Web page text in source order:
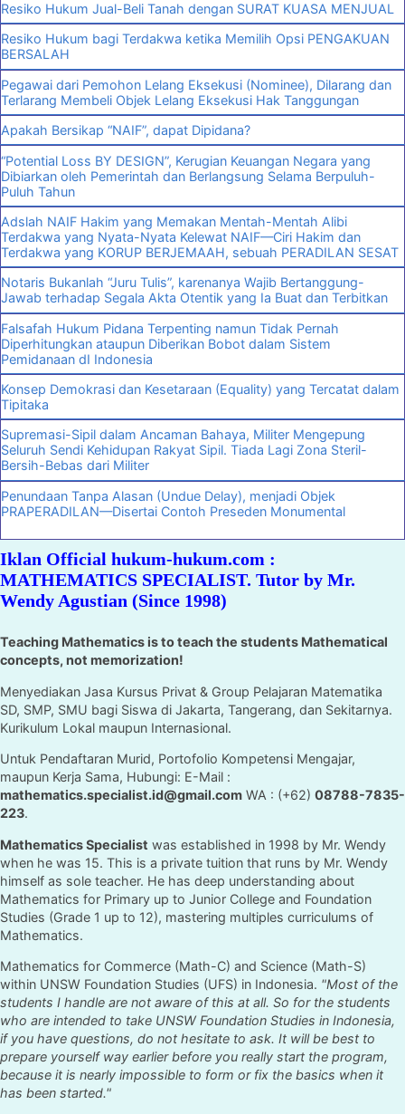
Resiko Hukum Jual-Beli Tanah dengan SURAT KUASA MENJUAL
Resiko Hukum bagi Terdakwa ketika Memilih Opsi PENGAKUAN
BERSALAH
Pegawai dari Pemohon Lelang Eksekusi (Nominee), Dilarang dan
Terlarang Membeli Objek Lelang Eksekusi Hak Tanggungan
Apakah Bersikap “NAIF”, dapat Dipidana?
“Potential Loss BY DESIGN”, Kerugian Keuangan Negara yang
Dibiarkan oleh Pemerintah dan Berlangsung Selama Berpuluh-
Puluh Tahun
Adslah NAIF Hakim yang Memakan Mentah-Mentah Alibi
Terdakwa yang Nyata-Nyata Kelewat NAIF—Ciri Hakim dan
Terdakwa yang KORUP BERJEMAAH, sebuah PERADILAN SESAT
Notaris Bukanlah “Juru Tulis”, karenanya Wajib Bertanggung-
Jawab terhadap Segala Akta Otentik yang Ia Buat dan Terbitkan
Falsafah Hukum Pidana Terpenting namun Tidak Pernah
Diperhitungkan ataupun Diberikan Bobot dalam Sistem
Pemidanaan dI Indonesia
Konsep Demokrasi dan Kesetaraan (Equality) yang Tercatat dalam
Tipitaka
Supremasi-Sipil dalam Ancaman Bahaya, Militer Mengepung
Seluruh Sendi Kehidupan Rakyat Sipil. Tiada Lagi Zona Steril-
Bersih-Bebas dari Militer
Penundaan Tanpa Alasan (Undue Delay), menjadi Objek
PRAPERADILAN—Disertai Contoh Preseden Monumental
Iklan Official hukum-hukum.com :
MATHEMATICS SPECIALIST. Tutor by Mr.
Wendy Agustian (Since 1998)
Teaching Mathematics is to teach the students Mathematical
concepts, not memorization!
Menyediakan Jasa Kursus Privat & Group Pelajaran Matematika
SD, SMP, SMU bagi Siswa di Jakarta, Tangerang, dan Sekitarnya.
Kurikulum Lokal maupun Internasional.
Untuk Pendaftaran Murid, Portofolio Kompetensi Mengajar,
maupun Kerja Sama, Hubungi: E-Mail :
mathematics.specialist.id@gmail.com WA : (+62) 08788-7835-
223.
Mathematics Specialist was established in 1998 by Mr. Wendy
when he was 15. This is a private tuition that runs by Mr. Wendy
himself as sole teacher. He has deep understanding about
Mathematics for Primary up to Junior College and Foundation
Studies (Grade 1 up to 12), mastering multiples curriculums of
Mathematics.
Mathematics for Commerce (Math-C) and Science (Math-S)
within UNSW Foundation Studies (UFS) in Indonesia. "Most of the
students I handle are not aware of this at all. So for the students
who are intended to take UNSW Foundation Studies in Indonesia,
if you have questions, do not hesitate to ask. It will be best to
prepare yourself way earlier before you really start the program,
because it is nearly impossible to form or fix the basics when it
has been started."